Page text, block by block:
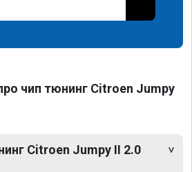
чип тюнинг Citroen Jumpy
Citroen Jumpy II 2.0